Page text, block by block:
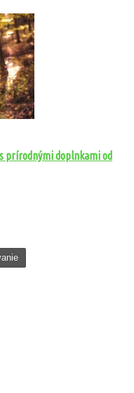
prírodnými doplnkami od